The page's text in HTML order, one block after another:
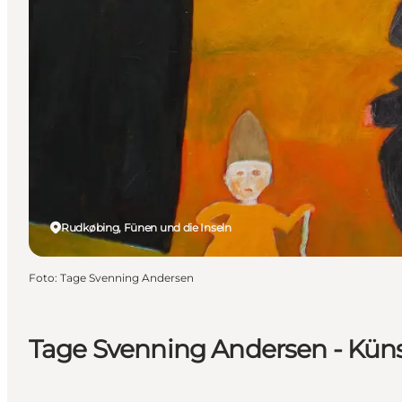
Tage Svenning Andersen -
Rudkøbing, Fünen und die Inseln
Foto: Tage Svenning Andersen